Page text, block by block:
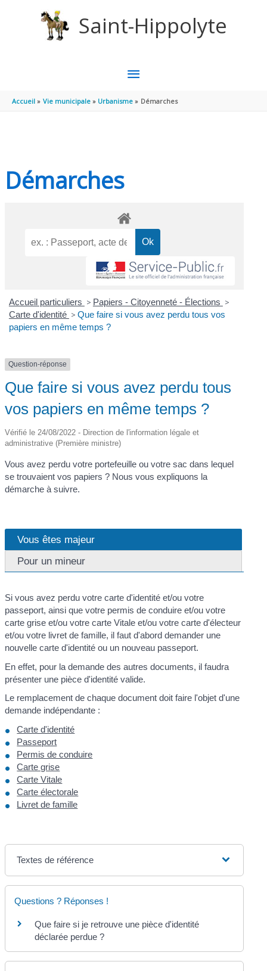
Saint-Hippolyte
MENU
PRINCIPAL
Accueil Vie municipale Urbanisme Démarches
Démarches
Accueil particuliers > Papiers - Citoyenneté - Élections >
Carte d'identité > Que faire si vous avez perdu tous vos
papiers en même temps ?
Question-réponse
Que faire si vous avez perdu tous
vos papiers en même temps ?
Vérifié le 24/08/2022 - Direction de l'information légale et
administrative (Première ministre)
Vous avez perdu votre portefeuille ou votre sac dans lequel
se trouvaient vos papiers ? Nous vous expliquons la
démarche à suivre.
Vous êtes majeur
Pour un mineur
Si vous avez perdu votre carte d'identité et/ou votre
passeport, ainsi que votre permis de conduire et/ou votre
carte grise et/ou votre carte Vitale et/ou votre carte d'électeur
et/ou votre livret de famille, il faut d'abord demander une
nouvelle carte d'identité ou un nouveau passeport.
En effet, pour la demande des autres documents, il faudra
présenter une pièce d'identité valide.
Le remplacement de chaque document doit faire l'objet d'une
demande indépendante :
Carte d'identité
Passeport
Permis de conduire
Carte grise
Carte Vitale
Carte électorale
Livret de famille
Textes de référence
Questions ? Réponses !
Que faire si je retrouve une pièce d'identité
déclarée perdue ?